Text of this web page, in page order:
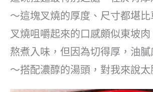
～這塊叉燒的厚度、尺寸都堪
叉燒咀嚼起來的口感頗似東坡肉
熬煮入味，但因為切得厚，油
～搭配濃醇的湯頭，對我來說